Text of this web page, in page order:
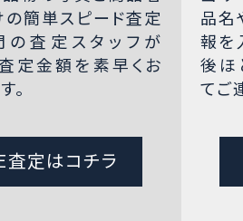
簡単スピード査定
の査定スタッフが
定金額を素早くお
。
査定はコチラ
品名
報を
後ほ
てご